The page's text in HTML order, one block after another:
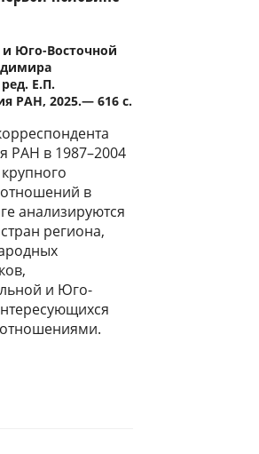
Юго-Восточной
Е.П.
РАН, 2025.― 616 с.
РАН в 1987–2004
в
анализируются
региона,
и Юго-